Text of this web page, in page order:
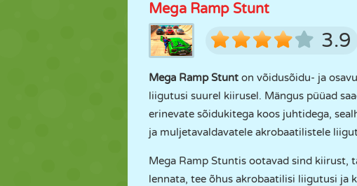
Mega Ramp Stunt
3.9
Mega Ramp Stunt on võidusõidu- ja
liigutusi suurel kiirusel. Mängus püüad
erinevate sõidukitega koos juhtidega,
ja muljetavaldavatele akrobaatilistele
Mega Ramp Stuntis ootavad sind kiirust,
lennata, tee õhus akrobaatilisi liigutusi ja